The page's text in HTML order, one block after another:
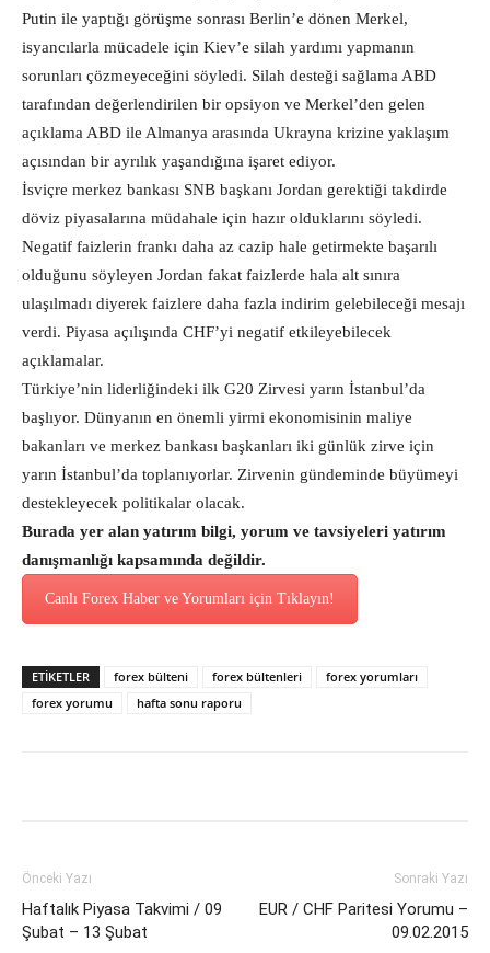
Putin ile yaptığı görüşme sonrası Berlin’e dönen Merkel,
isyancılarla mücadele için Kiev’e silah yardımı yapmanın
sorunları çözmeyeceğini söyledi. Silah desteği sağlama ABD
tarafından değerlendirilen bir opsiyon ve Merkel’den gelen
açıklama ABD ile Almanya arasında Ukrayna krizine yaklaşım
açısından bir ayrılık yaşandığına işaret ediyor.
İsviçre merkez bankası SNB başkanı Jordan gerektiği takdirde
döviz piyasalarına müdahale için hazır olduklarını söyledi.
Negatif faizlerin frankı daha az cazip hale getirmekte başarılı
olduğunu söyleyen Jordan fakat faizlerde hala alt sınıra
ulaşılmadı diyerek faizlere daha fazla indirim gelebileceği mesajı
verdi. Piyasa açılışında CHF’yi negatif etkileyebilecek
açıklamalar.
Türkiye’nin liderliğindeki ilk G20 Zirvesi yarın İstanbul’da
başlıyor. Dünyanın en önemli yirmi ekonomisinin maliye
bakanları ve merkez bankası başkanları iki günlük zirve için
yarın İstanbul’da toplanıyorlar. Zirvenin gündeminde büyümeyi
destekleyecek politikalar olacak.
Burada yer alan yatırım bilgi, yorum ve tavsiyeleri yatırım
danışmanlığı kapsamında değildir.
Canlı Forex Haber ve Yorumları için Tıklayın!
ETİKETLER forex bülteni forex bültenleri
forex yorumları
forex yorumu
hafta sonu raporu
Önceki Yazı
Haftalık Piyasa Takvimi / 09
Şubat – 13 Şubat
Sonraki Yazı
EUR / CHF Paritesi Yorumu –
09.02.2015